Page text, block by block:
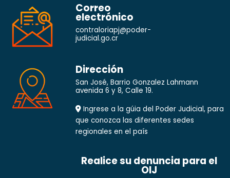
Correo
electrónico
contraloriapj@poder-
judicial.go.cr
Dirección
San José, Barrio Gonzalez Lahmann
avenida 6 y 8, Calle 19.
Ingrese a la gúia del Poder Judicial, para
que conozca las diferentes sedes
regionales en el país
Realice su denuncia para el
OIJ